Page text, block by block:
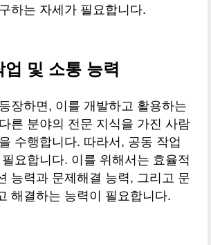
하는 자세가 필요합니다.
및 소통 능력
장하면, 이를 개발하고 활용하는
른 분야의 전문 지식을 가진 사람
수행합니다. 따라서, 공동 작업
요합니다. 이를 위해서는 효율적
능력과 문제해결 능력, 그리고 문
해결하는 능력이 필요합니다.